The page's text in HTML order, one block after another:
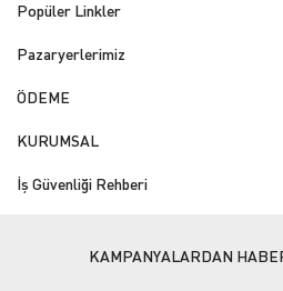
Popüler Linkler
Pazaryerlerimiz
ÖDEME
KURUMSAL
İş Güvenliği Rehberi
KAMPANYALARDAN